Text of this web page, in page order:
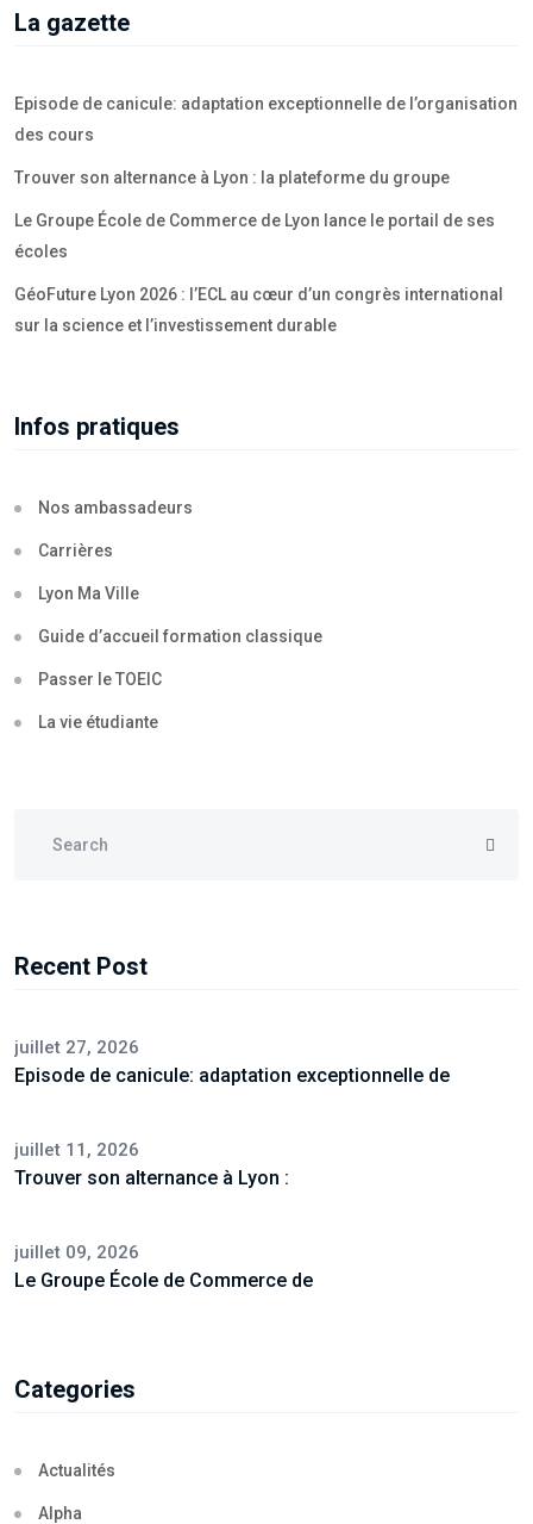
La gazette
Episode de canicule: adaptation exceptionnelle de l’organisation
des cours
Trouver son alternance à Lyon : la plateforme du groupe
Le Groupe École de Commerce de Lyon lance le portail de ses
écoles
GéoFuture Lyon 2026 : l’ECL au cœur d’un congrès international
sur la science et l’investissement durable
Infos pratiques
Nos ambassadeurs
Carrières
Lyon Ma Ville
Guide d’accueil formation classique
Passer le TOEIC
La vie étudiante
Recent Post
juillet 27, 2026
Episode de canicule: adaptation exceptionnelle de
juillet 11, 2026
Trouver son alternance à Lyon :
juillet 09, 2026
Le Groupe École de Commerce de
Categories
Actualités
Alpha